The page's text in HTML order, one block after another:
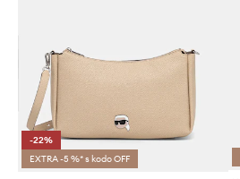
-22%
EXTRA -5 %* s kodo OFF